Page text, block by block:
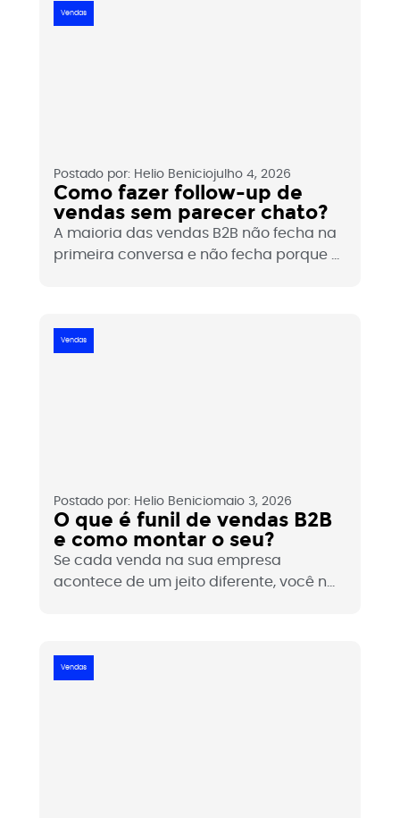
decisões. Veja como montar um pipeline
Vendas
Postado por: Helio Beniciojulho 4, 2026
Como fazer follow-up de
vendas sem parecer chato?
A maioria das vendas B2B não fecha na
primeira conversa e não fecha porque o
tinham vida. Veja como fazer follow-up
Vendas
Postado por: Helio Beniciomaio 3, 2026
O que é funil de vendas B2B
e como montar o seu?
Se cada venda na sua empresa
acontece de um jeito diferente, você não
Entenda o que é, como funciona e como
Vendas